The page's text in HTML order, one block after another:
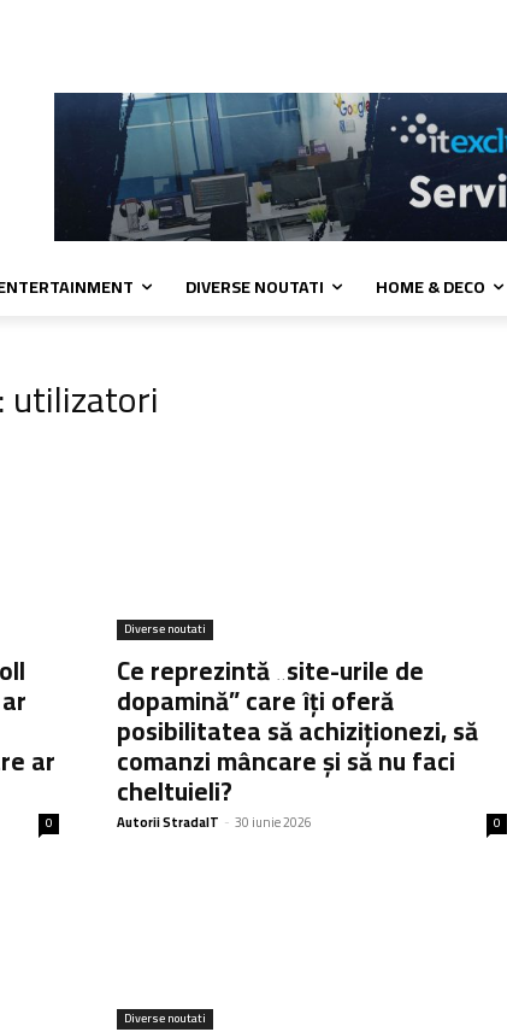
DIVERSE NOUTATI HOME & DECO
utilizatori
ar
0
Diverse noutati
Ce reprezintă „site-urile de
dopamină” care îți oferă
posibilitatea să achiziționezi, să
comanzi mâncare și să nu faci
cheltuieli?
Autorii StradaIT - 30 iunie 2026 0
Diverse noutati